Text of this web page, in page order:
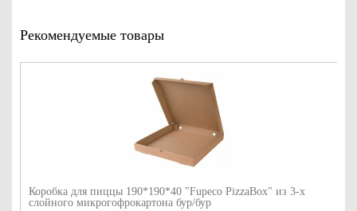
Рекомендуемые товары
Коробка для пиццы 190*190*40 "Fupeco PizzaBox" из 3-х
слойного микрогофрокартона бур/бур